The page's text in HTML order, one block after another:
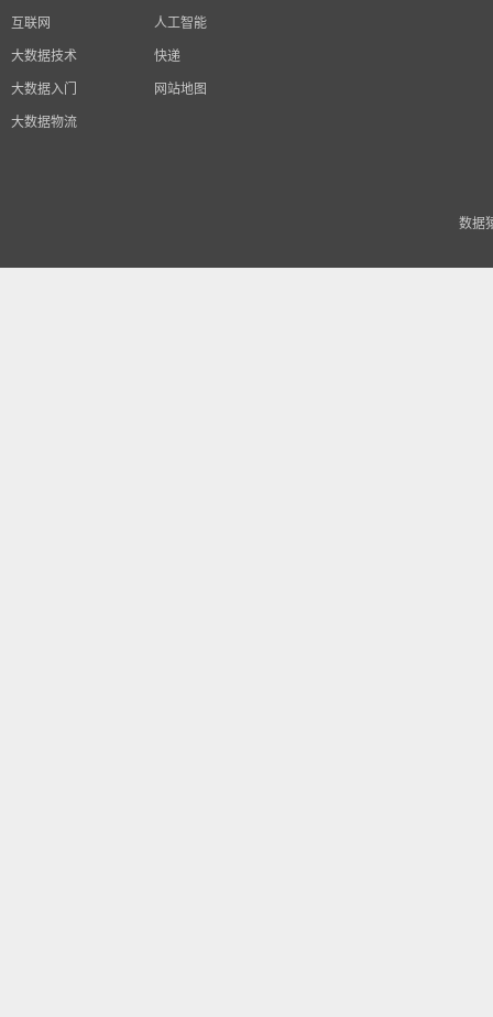
互联网 人工智能
大数据技术 快递
大数据入门 网站地图
大数据物流
数据